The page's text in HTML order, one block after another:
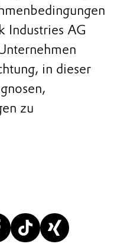
Industries AG
in dieser
zu